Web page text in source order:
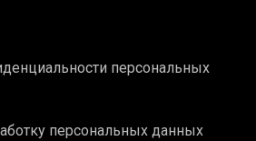
персональных
персональных данных